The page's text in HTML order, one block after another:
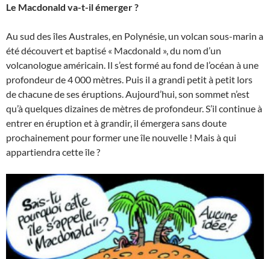
Le Macdonald va-t-il émerger ?
Au sud des îles Australes, en Polynésie, un volcan sous-marin a
été découvert et baptisé « Macdonald », du nom d’un
volcanologue américain. Il s’est formé au fond de l’océan à une
profondeur de 4 000 mètres. Puis il a grandi petit à petit lors
de chacune de ses éruptions. Aujourd’hui, son sommet n’est
qu’à quelques dizaines de mètres de profondeur. S’il continue à
entrer en éruption et à grandir, il émergera sans doute
prochainement pour former une île nouvelle ! Mais à qui
appartiendra cette île ?